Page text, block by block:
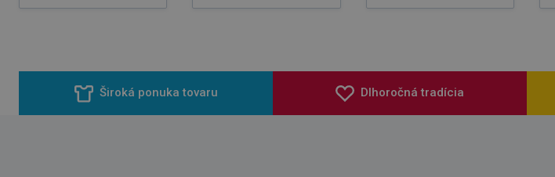
Široká ponuka tovaru Dlhoročná tradícia